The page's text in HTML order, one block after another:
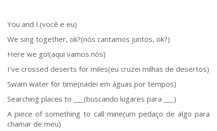
You and I.(você e eu)
We sing together, ok?(nós cantamos juntos, ok?)
Here we go!(aqui vamos nós)
I've crossed deserts for miles(eu cruzei milhas de desertos)
Swam water for time(nadei em águas por tempos)
Searching places to ___(buscando lugares para ___)
A piece of something to call mine(um pedaço de algo para
chamar de meu)